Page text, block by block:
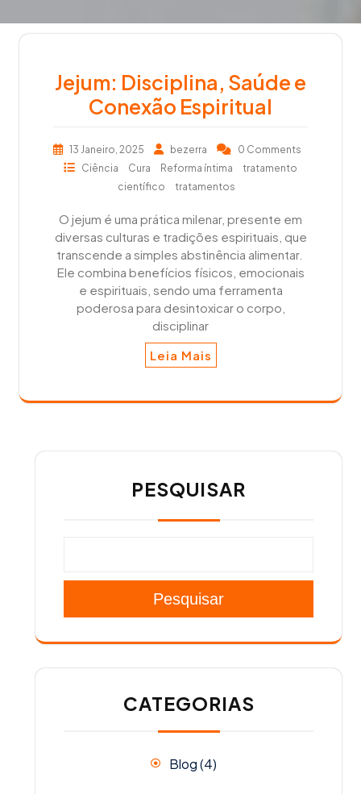
Jejum: Disciplina, Saúde e
Conexão Espiritual
13 Janeiro, 2025 bezerra
0 Comments
Ciência
Cura Reforma íntima
tratamento
científico
tratamentos
O jejum é uma prática milenar, presente em
diversas culturas e tradições espirituais, que
transcende a simples abstinência alimentar.
Ele combina benefícios físicos, emocionais
e espirituais, sendo uma ferramenta
poderosa para desintoxicar o corpo,
disciplinar
Leia Mais
PESQUISAR
Pesquisar
CATEGORIAS
Blog(4)